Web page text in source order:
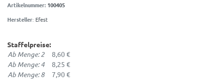
Artikelnummer: 100405
Hersteller: Efest
Staffelpreise:
Ab Menge: 2 8,60 €
Ab Menge: 4 8,25 €
Ab Menge: 8 7,90 €